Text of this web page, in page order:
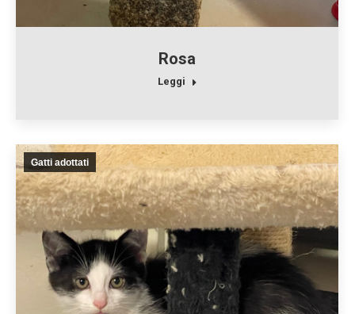
Rosa
Leggi
Gatti adottati